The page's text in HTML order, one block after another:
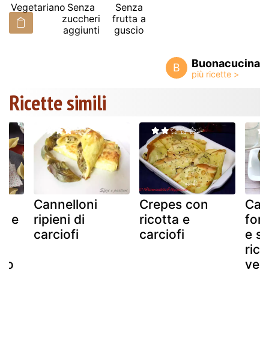
Vegetariano Senza
zuccheri
aggiunti
Senza
frutta a
guscio
B Buonacucina
Ricette simili
e
Cannelloni
ripieni di
carciofi
Crepes con
ricotta e
carciofi
e